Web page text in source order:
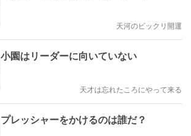
天河のビックリ開運
小園はリーダーに向いていない
天才は忘れたころにやって来る
プレッシャーをかけるのは誰だ？